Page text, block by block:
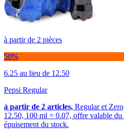
à partir de 2 pièces
50%
6.25 au lieu de 12.50
Pepsi Regular
à partir de 2 articles, Regular et
12.50, 100 ml = 0.07, offre valable du
épuisement du stock.